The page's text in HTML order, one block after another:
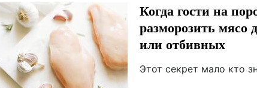
Когда гости на
разморозить мясо
или отбивных
Этот секрет мало кто